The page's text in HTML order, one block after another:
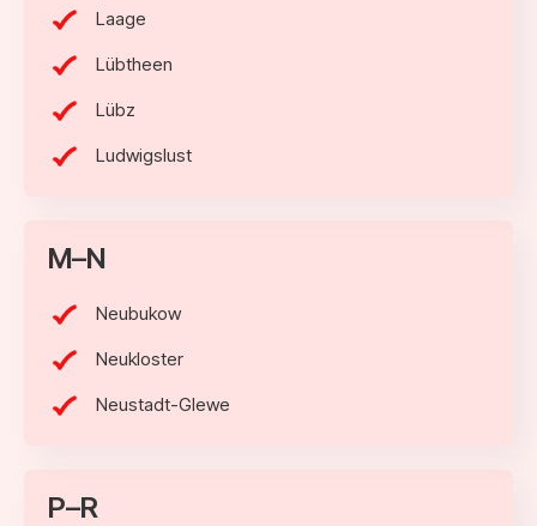
Laage
Lübtheen
Lübz
Ludwigslust
M–N
Neubukow
Neukloster
Neustadt-Glewe
P–R